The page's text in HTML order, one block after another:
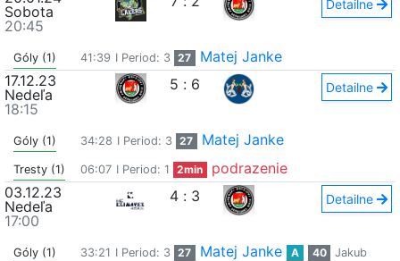
Sobota
20:45
Detailne
Góly (1) 41:39 I Period: 3 27
Matej Janke
17.12.23
Nedeľa
18:15
5 : 6 Detailne
Góly (1) 34:28 I Period: 3 27 Matej Janke
Tresty (1) 06:07 I Period: 1 2min
podrazenie
03.12.23
Nedeľa
17:00
4 : 3 Detailne
Góly (1) 33:21 I Period: 3 27 Matej Janke A 40
Jakub